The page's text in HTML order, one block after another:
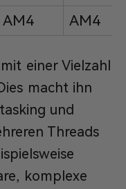
AM4 AM4
einer Vielzahl
macht ihn
und
Threads
komplexe